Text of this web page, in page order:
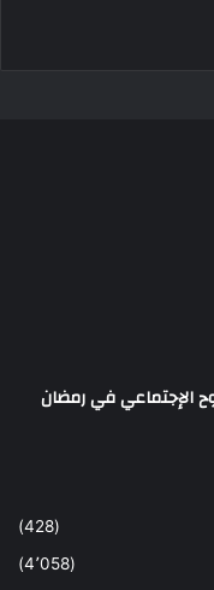
(428)
(4٬058)